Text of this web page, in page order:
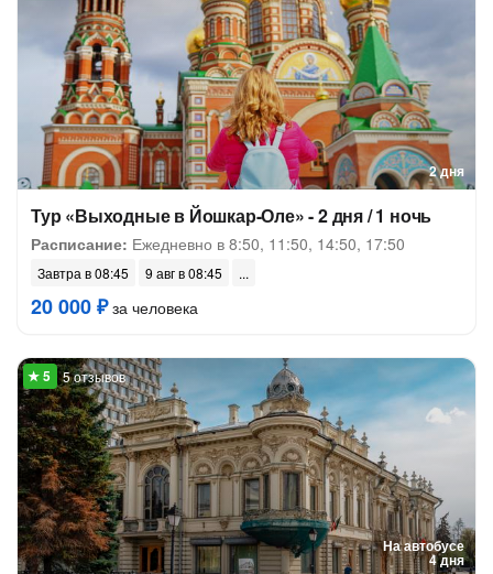
2 дня
Тур «Выходные в Йошкар-Оле» - 2 дня / 1 ночь
Расписание: Ежедневно в 8:50, 11:50, 14:50, 17:50
Завтра в 08:45 9 авг в 08:45
20 000 ₽за человека
На автобусе
4 дня
5 отзывов